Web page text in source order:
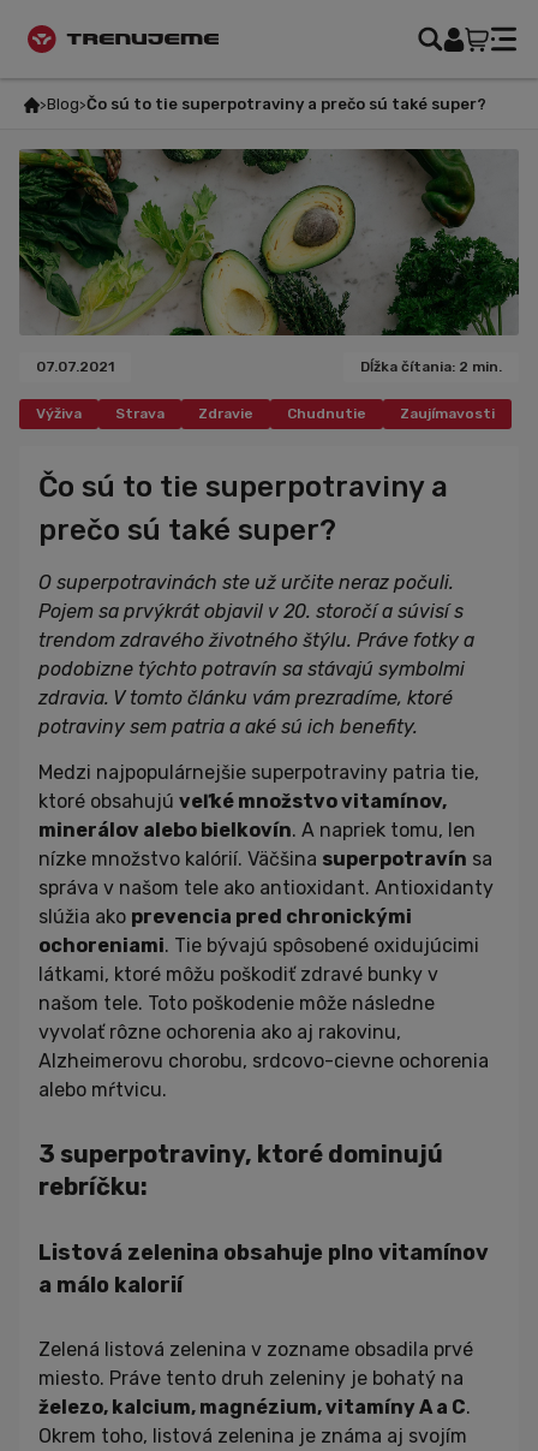
Blog Čo sú to tie superpotraviny a prečo sú také super?
07.07.2021 Dĺžka čítania: 2 min.
Výživa Strava Zdravie Chudnutie Zaujímavosti
Čo sú to tie superpotraviny a
prečo sú také super?
O superpotravinách ste už určite neraz počuli.
Pojem sa prvýkrát objavil v 20. storočí a súvisí s
trendom zdravého životného štýlu. Práve fotky a
podobizne týchto potravín sa stávajú symbolmi
zdravia. V tomto článku vám prezradíme, ktoré
potraviny sem patria a aké sú ich benefity.
Medzi najpopulárnejšie superpotraviny patria tie,
ktoré obsahujú veľké množstvo vitamínov,
minerálov alebo bielkovín. A napriek tomu, len
nízke množstvo kalórií. Väčšina superpotravín sa
správa v našom tele ako antioxidant. Antioxidanty
slúžia ako prevencia pred chronickými
ochoreniami. Tie bývajú spôsobené oxidujúcimi
látkami, ktoré môžu poškodiť zdravé bunky v
našom tele. Toto poškodenie môže následne
vyvolať rôzne ochorenia ako aj rakovinu,
Alzheimerovu chorobu, srdcovo-cievne ochorenia
alebo mŕtvicu.
3 superpotraviny, ktoré dominujú
rebríčku:
Listová zelenina obsahuje plno vitamínov
a málo kalorií
Zelená listová zelenina v zozname obsadila prvé
miesto. Práve tento druh zeleniny je bohatý na
železo, kalcium, magnézium, vitamíny A a C.
Okrem toho, listová zelenina je známa aj svojím